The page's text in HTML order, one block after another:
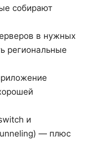
собирают
в нужных
региональные
и
— плюс